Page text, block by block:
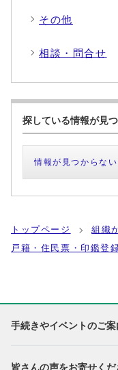
その他
相談・問合せ
探している情報が見
情報が見つからな
トップページ 組織
戸籍・住民票・印鑑登
手続きやイベントのご案
皆さんの声をお寄せく